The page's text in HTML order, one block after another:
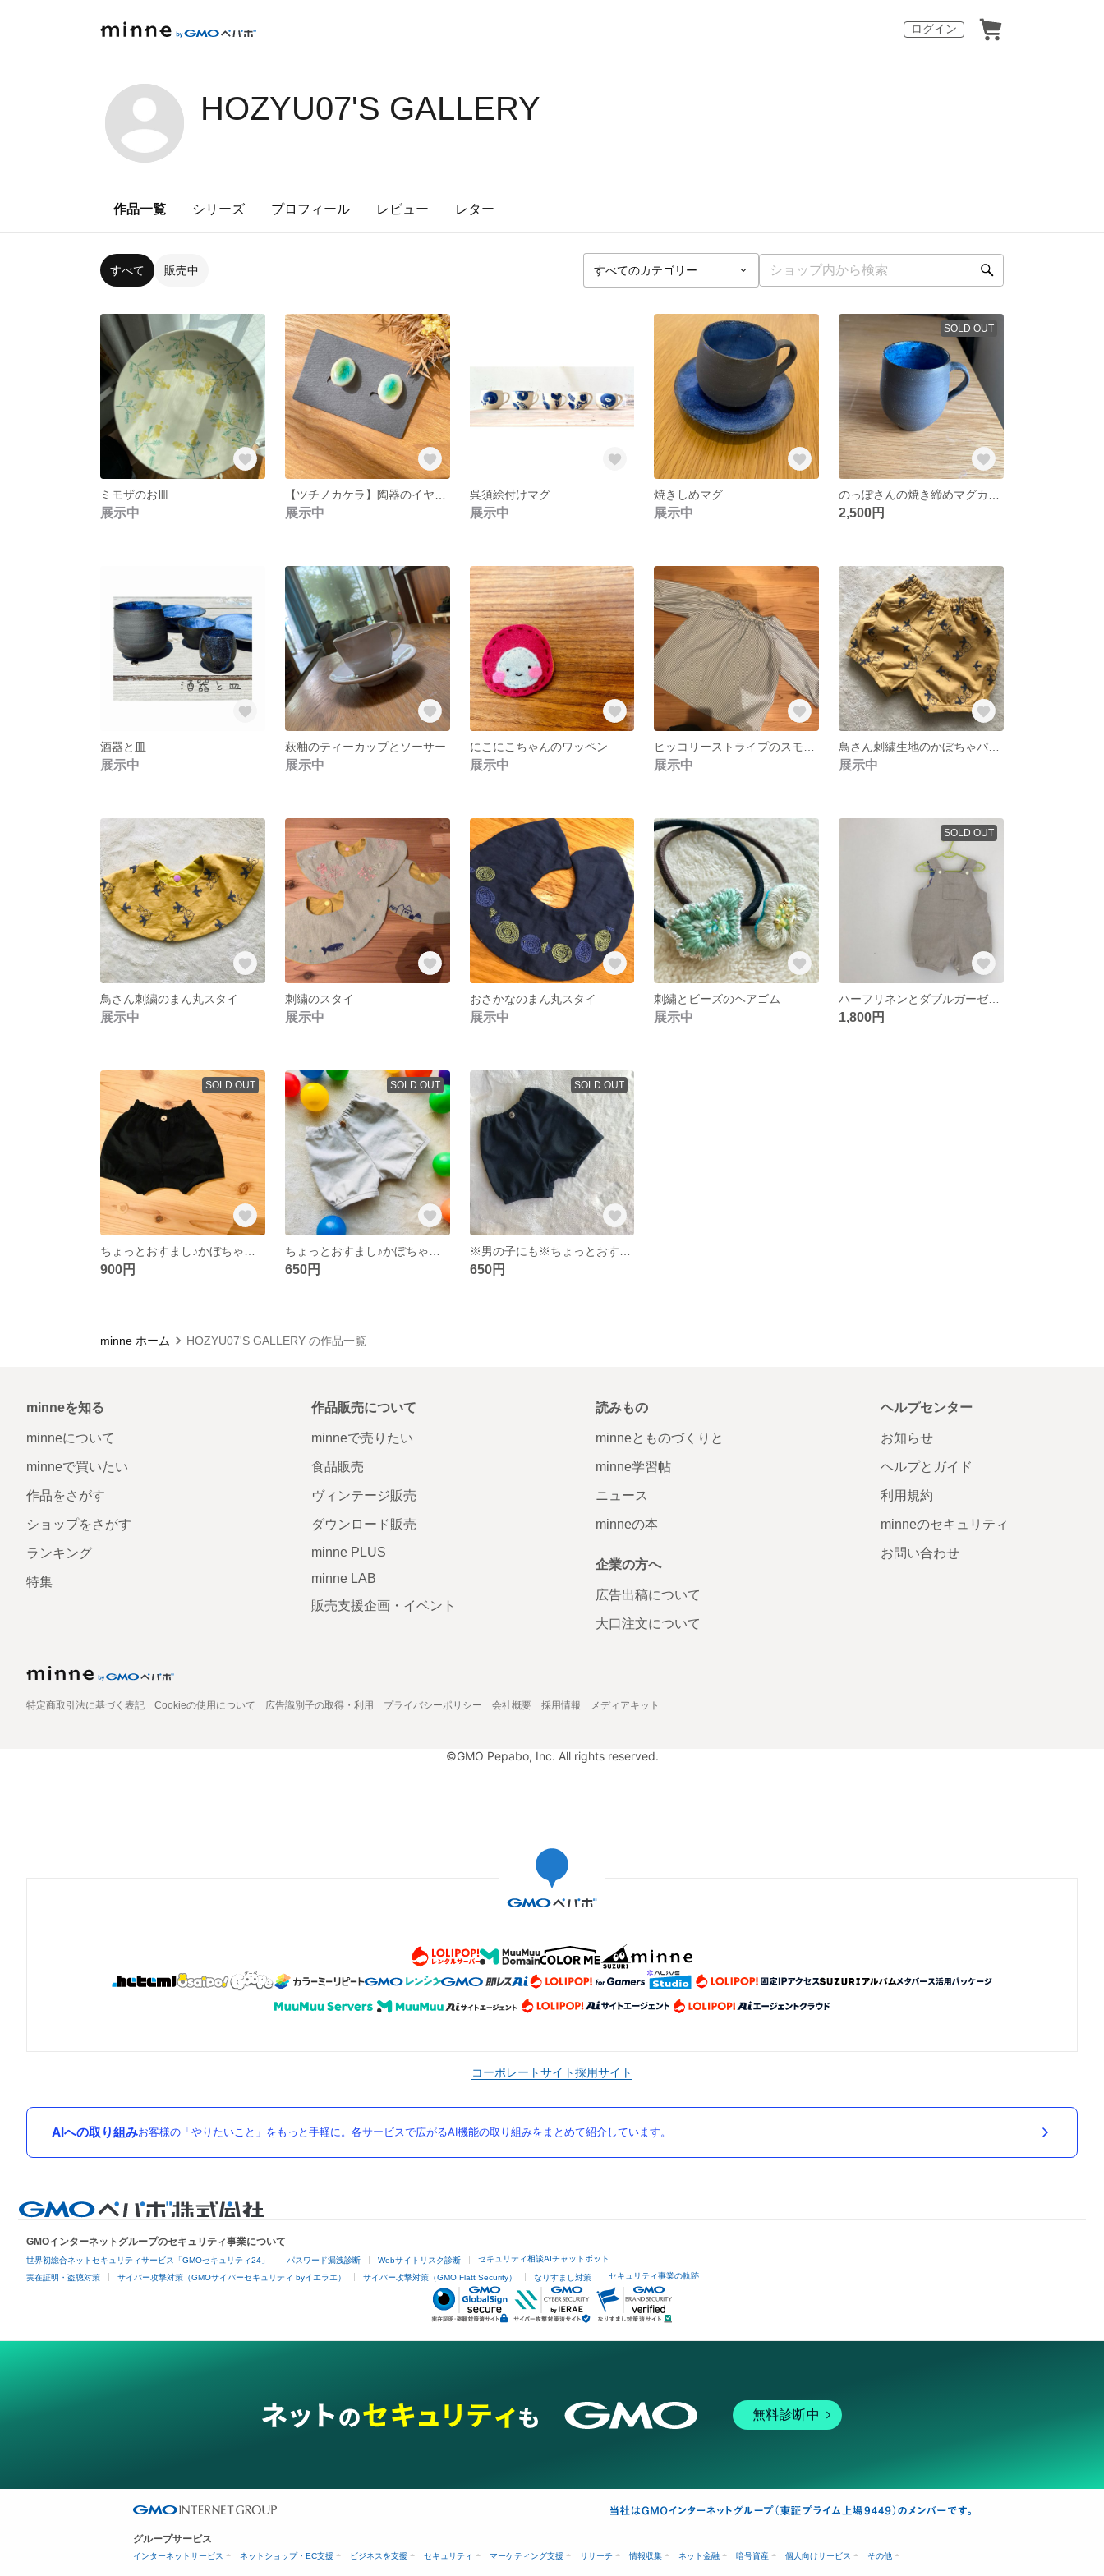
ログイン
HOZYU07'S GALLERY
作品一覧 シリーズ プロフィール レビュー レター
すべて 販売中
ミモザのお皿
展示中 展示中
呉須絵付けマグ
展示中
焼きしめマグ
展示中
SOLD OUT
2,500円
酒器と皿
展示中
萩釉のティーカップとソーサー
展示中
にこにこちゃんのワッペン
展示中 展示中 展示中
鳥さん刺繍のまん丸スタイ
展示中
刺繍のスタイ
展示中
おさかなのまん丸スタイ
展示中
刺繍とビーズのヘアゴム
展示中
SOLD OUT
ハーフリネンとダブルガーゼのサロペット
1,800円
SOLD OUT
900円
SOLD OUT
650円
SOLD OUT
650円
minne ホーム HOZYU07'S GALLERY の作品一覧
minneを知る
minneについて
minneで買いたい
作品をさがす
ショップをさがす
ランキング
特集
作品販売について
minneで売りたい
食品販売
ヴィンテージ販売
ダウンロード販売
minne PLUS
minne LAB
販売支援企画・イベント
読みもの
minneとものづくりと
minne学習帖
ニュース
minneの本
企業の方へ
広告出稿について
大口注文について
ヘルプセンター
お知らせ
ヘルプとガイド
利用規約
minneのセキュリティ
お問い合わせ
特定商取引法に基づく表記 Cookieの使用について 広告識別子の取得・利用 プライバシーポリシー 会社概要 採用情報 メディアキット
©GMO Pepabo, Inc. All rights reserved.
コーポレートサイト採用サイト
AIへの取り組みお客様の「やりたいこと」をもっと手軽に。各サービスで広がるAI機能の取り組みをまとめて紹介しています。
GMOインターネットグループのセキュリティ事業について
世界初総合ネットセキュリティサービス「GMOセキュリティ24」 パスワード漏洩診断 Webサイトリスク診断 セキュリティ相談AIチャットボット
実在証明・盗聴対策 サイバー攻撃対策（GMOサイバーセキュリティ byイエラエ） サイバー攻撃対策（GMO Flatt Security） なりすまし対策 セキュリティ事業の軌跡
無料診断中
グループサービス
インターネットサービス ネットショップ・EC支援 ビジネスを支援 セキュリティ マーケティング支援 リサーチ 情報収集 ネット金融 暗号資産 個人向けサービス その他